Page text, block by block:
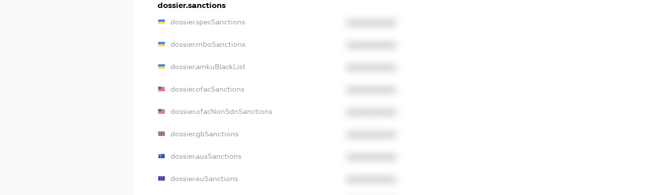
dossier.sanctions
dossier.specSanctions
dossier.rnboSanctions
dossier.amkuBlackList
dossier.ofacSanctions
dossier.ofacNonSdnSanctions
dossier.gbSanctions
dossier.ausSanctions
dossier.euSanctions